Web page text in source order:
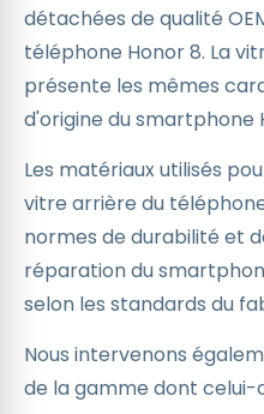
détachées de qualité
téléphone Honor 8. La
présente les mêmes
d'origine du smartphone
Les matériaux utilisés
vitre arrière du
normes de durabilité et
réparation du
selon les standards du
Nous intervenons
de la gamme dont celui-